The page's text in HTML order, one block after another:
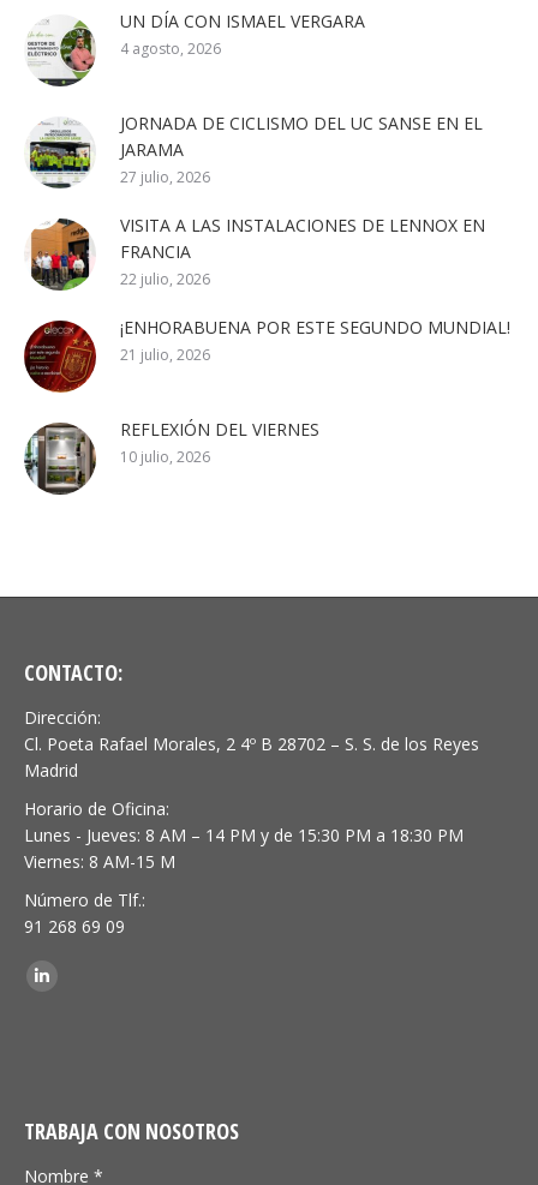
UN DÍA CON ISMAEL VERGARA
4 agosto, 2026
JORNADA DE CICLISMO DEL UC SANSE EN EL
JARAMA
27 julio, 2026
VISITA A LAS INSTALACIONES DE LENNOX EN
FRANCIA
22 julio, 2026
¡ENHORABUENA POR ESTE SEGUNDO MUNDIAL!
21 julio, 2026
REFLEXIÓN DEL VIERNES
10 julio, 2026
CONTACTO:
Dirección:
Cl. Poeta Rafael Morales, 2 4º B 28702 – S. S. de los Reyes
Madrid
Horario de Oficina:
Lunes - Jueves: 8 AM – 14 PM y de 15:30 PM a 18:30 PM
Viernes: 8 AM-15 M
Número de Tlf.:
91 268 69 09
Encuéntranos en:
Linkedin
TRABAJA CON NOSOTROS
Nombre *